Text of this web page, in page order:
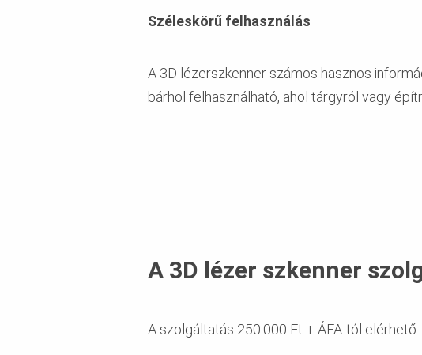
Széleskörű felhasználás
A 3D lézerszkenner számos hasznos
bárhol felhasználható, ahol tárgyról vagy
A 3D lézer szkenner
A szolgáltatás 250.000 Ft + ÁFA-tól elérhető